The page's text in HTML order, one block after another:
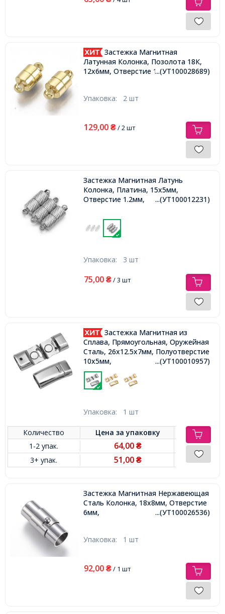
Застежка Магнитная
Латунная Колонка, Позолота 18К,
12х6мм, Отверстие 1.8мм,...(УТ100028689)
Упаковка: 2 шт
129,00 ₴/ 2 шт
Застежка Магнитная Латунь
Колонка, Платина, 15х5мм,
Отверстие 1.2мм,
...(УТ100012231)
Упаковка: 3 шт
75,00 ₴/ 3 шт
Застежка Магнитная из
Сплава, Прямоугольная, Оружейная
Сталь, 26x12.5x7мм, Полуотверстие
10х5мм,
...(УТ100010957)
Упаковка: 1 шт
Количество Цена заупаковку
1-2 упак.
64,00₴
3+ упак. 51,00₴
Застежка Магнитная Нержавеющая
Сталь Колонка, 18х8мм, Отверстие
6мм,
...(УТ100026536)
Упаковка: 1 шт
92,00 ₴/ 1 шт